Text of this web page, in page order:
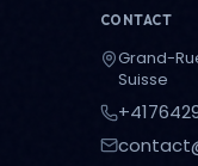
CONTACT
Grand-
Suisse